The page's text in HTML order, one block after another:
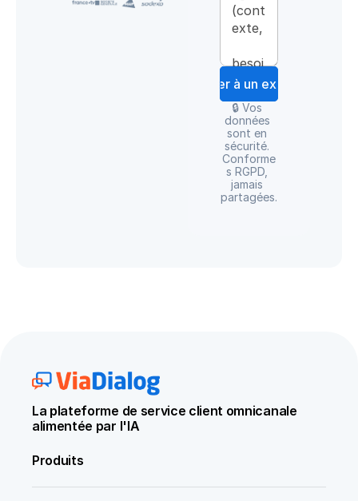
Parler à un expert
🔒 Vos
données
sont en
sécurité.
Conforme
s RGPD,
jamais
partagées.
La plateforme de service client omnicanale
alimentée par l'IA
Produits